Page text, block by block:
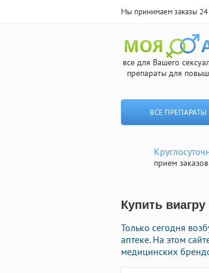
Мы принимаем заказы 24
все для Вашего
препараты для
ВСЕ ПРЕПАРАТЫ
прием заказов
Купить
Только сегодня
аптеке. На этом
медицинских